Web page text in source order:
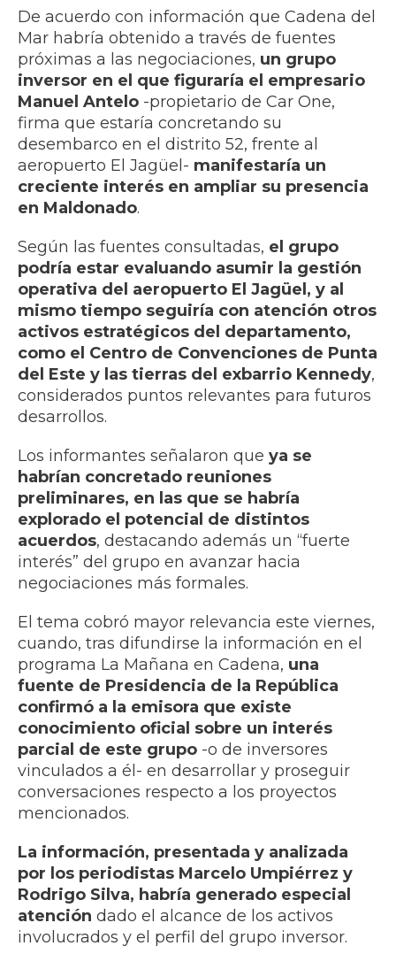
De acuerdo con información que Cadena del
Mar habría obtenido a través de fuentes
próximas a las negociaciones, un grupo
inversor en el que figuraría el empresario
Manuel Antelo -propietario de Car One,
firma que estaría concretando su
desembarco en el distrito 52, frente al
aeropuerto El Jagüel- manifestaría un
creciente interés en ampliar su presencia
en Maldonado.
Según las fuentes consultadas, el grupo
podría estar evaluando asumir la gestión
operativa del aeropuerto El Jagüel, y al
mismo tiempo seguiría con atención otros
activos estratégicos del departamento,
como el Centro de Convenciones de Punta
del Este y las tierras del exbarrio Kennedy,
considerados puntos relevantes para futuros
desarrollos.
Los informantes señalaron que ya se
habrían concretado reuniones
preliminares, en las que se habría
explorado el potencial de distintos
acuerdos, destacando además un “fuerte
interés” del grupo en avanzar hacia
negociaciones más formales.
El tema cobró mayor relevancia este viernes,
cuando, tras difundirse la información en el
programa La Mañana en Cadena, una
fuente de Presidencia de la República
confirmó a la emisora que existe
conocimiento oficial sobre un interés
parcial de este grupo -o de inversores
vinculados a él- en desarrollar y proseguir
conversaciones respecto a los proyectos
mencionados.
La información, presentada y analizada
por los periodistas Marcelo Umpiérrez y
Rodrigo Silva, habría generado especial
atención dado el alcance de los activos
involucrados y el perfil del grupo inversor.